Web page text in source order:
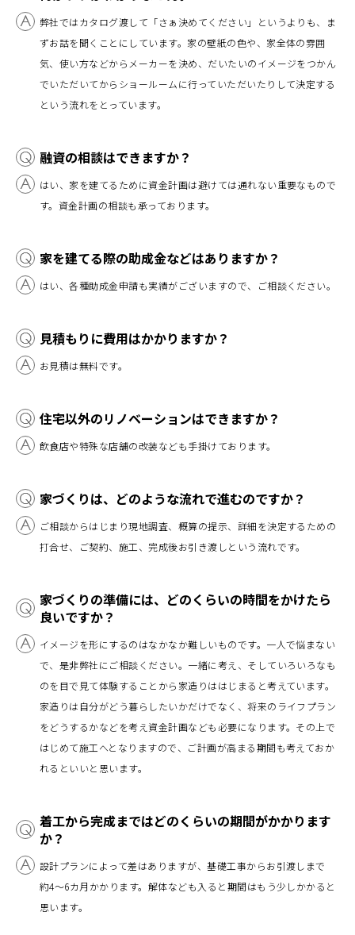
弊社ではカタログ渡して「さぁ決めてください」というよりも、ま
ずお話を聞くことにしています。家の壁紙の色や、家全体の雰囲
気、使い方などからメーカーを決め、だいたいのイメージをつかん
でいただいてからショールームに行っていただいたりして決定する
という流れをとっています。
融資の相談はできますか？
はい、家を建てるために資金計画は避けては通れない重要なもので
す。資金計画の相談も承っております。
家を建てる際の助成金などはありますか？
はい、各種助成金申請も実績がございますので、ご相談ください。
見積もりに費用はかかりますか？
お見積は無料です。
住宅以外のリノベーションはできますか？
飲食店や特殊な店舗の改装なども手掛けております。
家づくりは、どのような流れで進むのですか？
ご相談からはじまり現地調査、概算の提示、詳細を決定するための
打合せ、ご契約、施工、完成後お引き渡しという流れです。
家づくりの準備には、どのくらいの時間をかけたら
良いですか？
イメージを形にするのはなかなか難しいものです。一人で悩まない
で、是非弊社にご相談ください。一緒に考え、そしていろいろなも
のを目で見て体験することから家造りははじまると考えています。
家造りは自分がどう暮らしたいかだけでなく、将来のライフプラン
をどうするかなどを考え資金計画なども必要になります。その上で
はじめて施工へとなりますので、ご計画が高まる期間も考えておか
れるといいと思います。
着工から完成まではどのくらいの期間がかかります
か？
設計プランによって差はありますが、基礎工事からお引渡しまで
約4～6カ月かかります。解体なども入ると期間はもう少しかかると
思います。